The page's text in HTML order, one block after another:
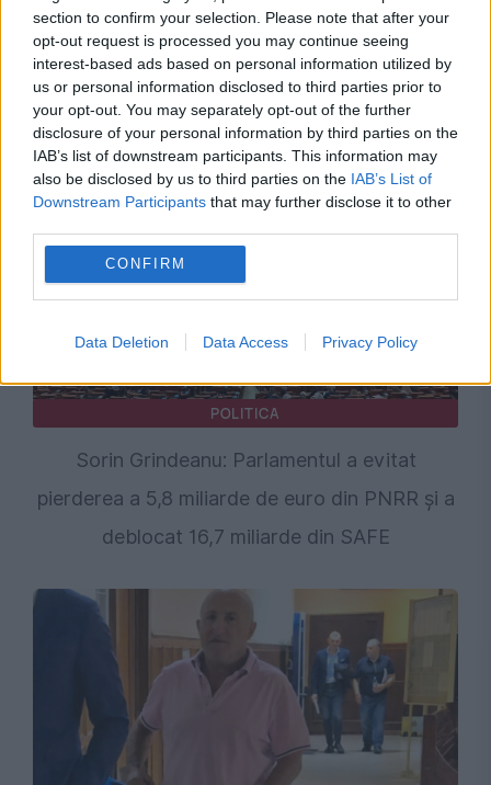
section to confirm your selection. Please note that after your
opt-out request is processed you may continue seeing
interest-based ads based on personal information utilized by
us or personal information disclosed to third parties prior to
your opt-out. You may separately opt-out of the further
disclosure of your personal information by third parties on the
IAB’s list of downstream participants. This information may
also be disclosed by us to third parties on the IAB’s List of
Downstream Participants that may further disclose it to other
CONFIRM
Data Deletion Data Access Privacy Policy
Recomandările noastre
POLITICA
Sorin Grindeanu: Parlamentul a evitat
pierderea a 5,8 miliarde de euro din PNRR și a
deblocat 16,7 miliarde din SAFE